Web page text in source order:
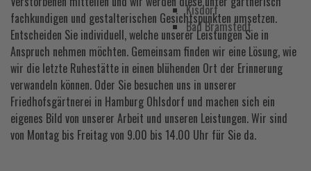
Kisdorf
Bad Bramstedt
fachkundigen und gestalterischen Gesichtspunkten umsetzen.
Entscheiden Sie individuell, welche unserer Leistungen Sie in
Anspruch nehmen möchten. Gemeinsam finden wir eine Lösung, wie
wir die letzte Ruhestätte in einen blühenden Ort der Erinnerung
verwandeln können. Oder Sie besuchen uns in unserer
Friedhofsgärtnerei in Hamburg Ohlsdorf und machen sich ein
eigenes Bild von unserer Arbeit und unseren Leistungen. Wir sind
von Montag bis Freitag von 9.00 bis 14.00 Uhr für Sie da.